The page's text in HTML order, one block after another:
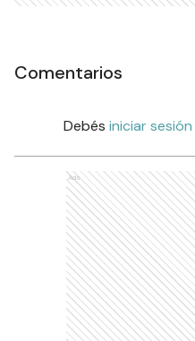
Comentarios
Debés iniciar sesión
Ads